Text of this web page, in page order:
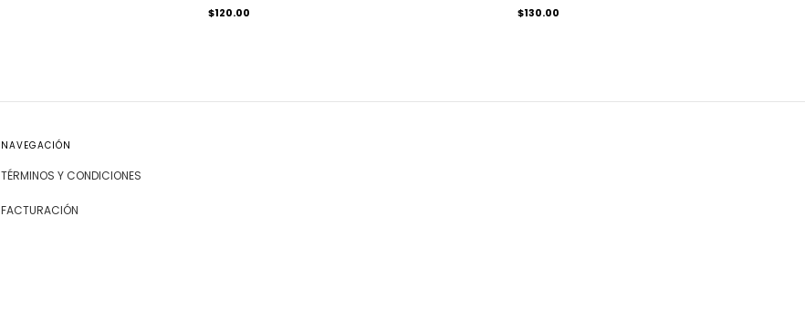
$120.00 $130.00
NAVEGACIÓN
TÉRMINOS Y CONDICIONES
FACTURACIÓN